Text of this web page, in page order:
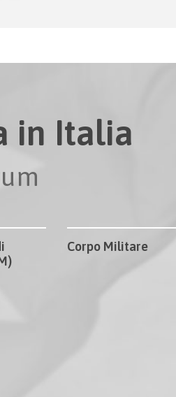
in Italia
Corpo Militare